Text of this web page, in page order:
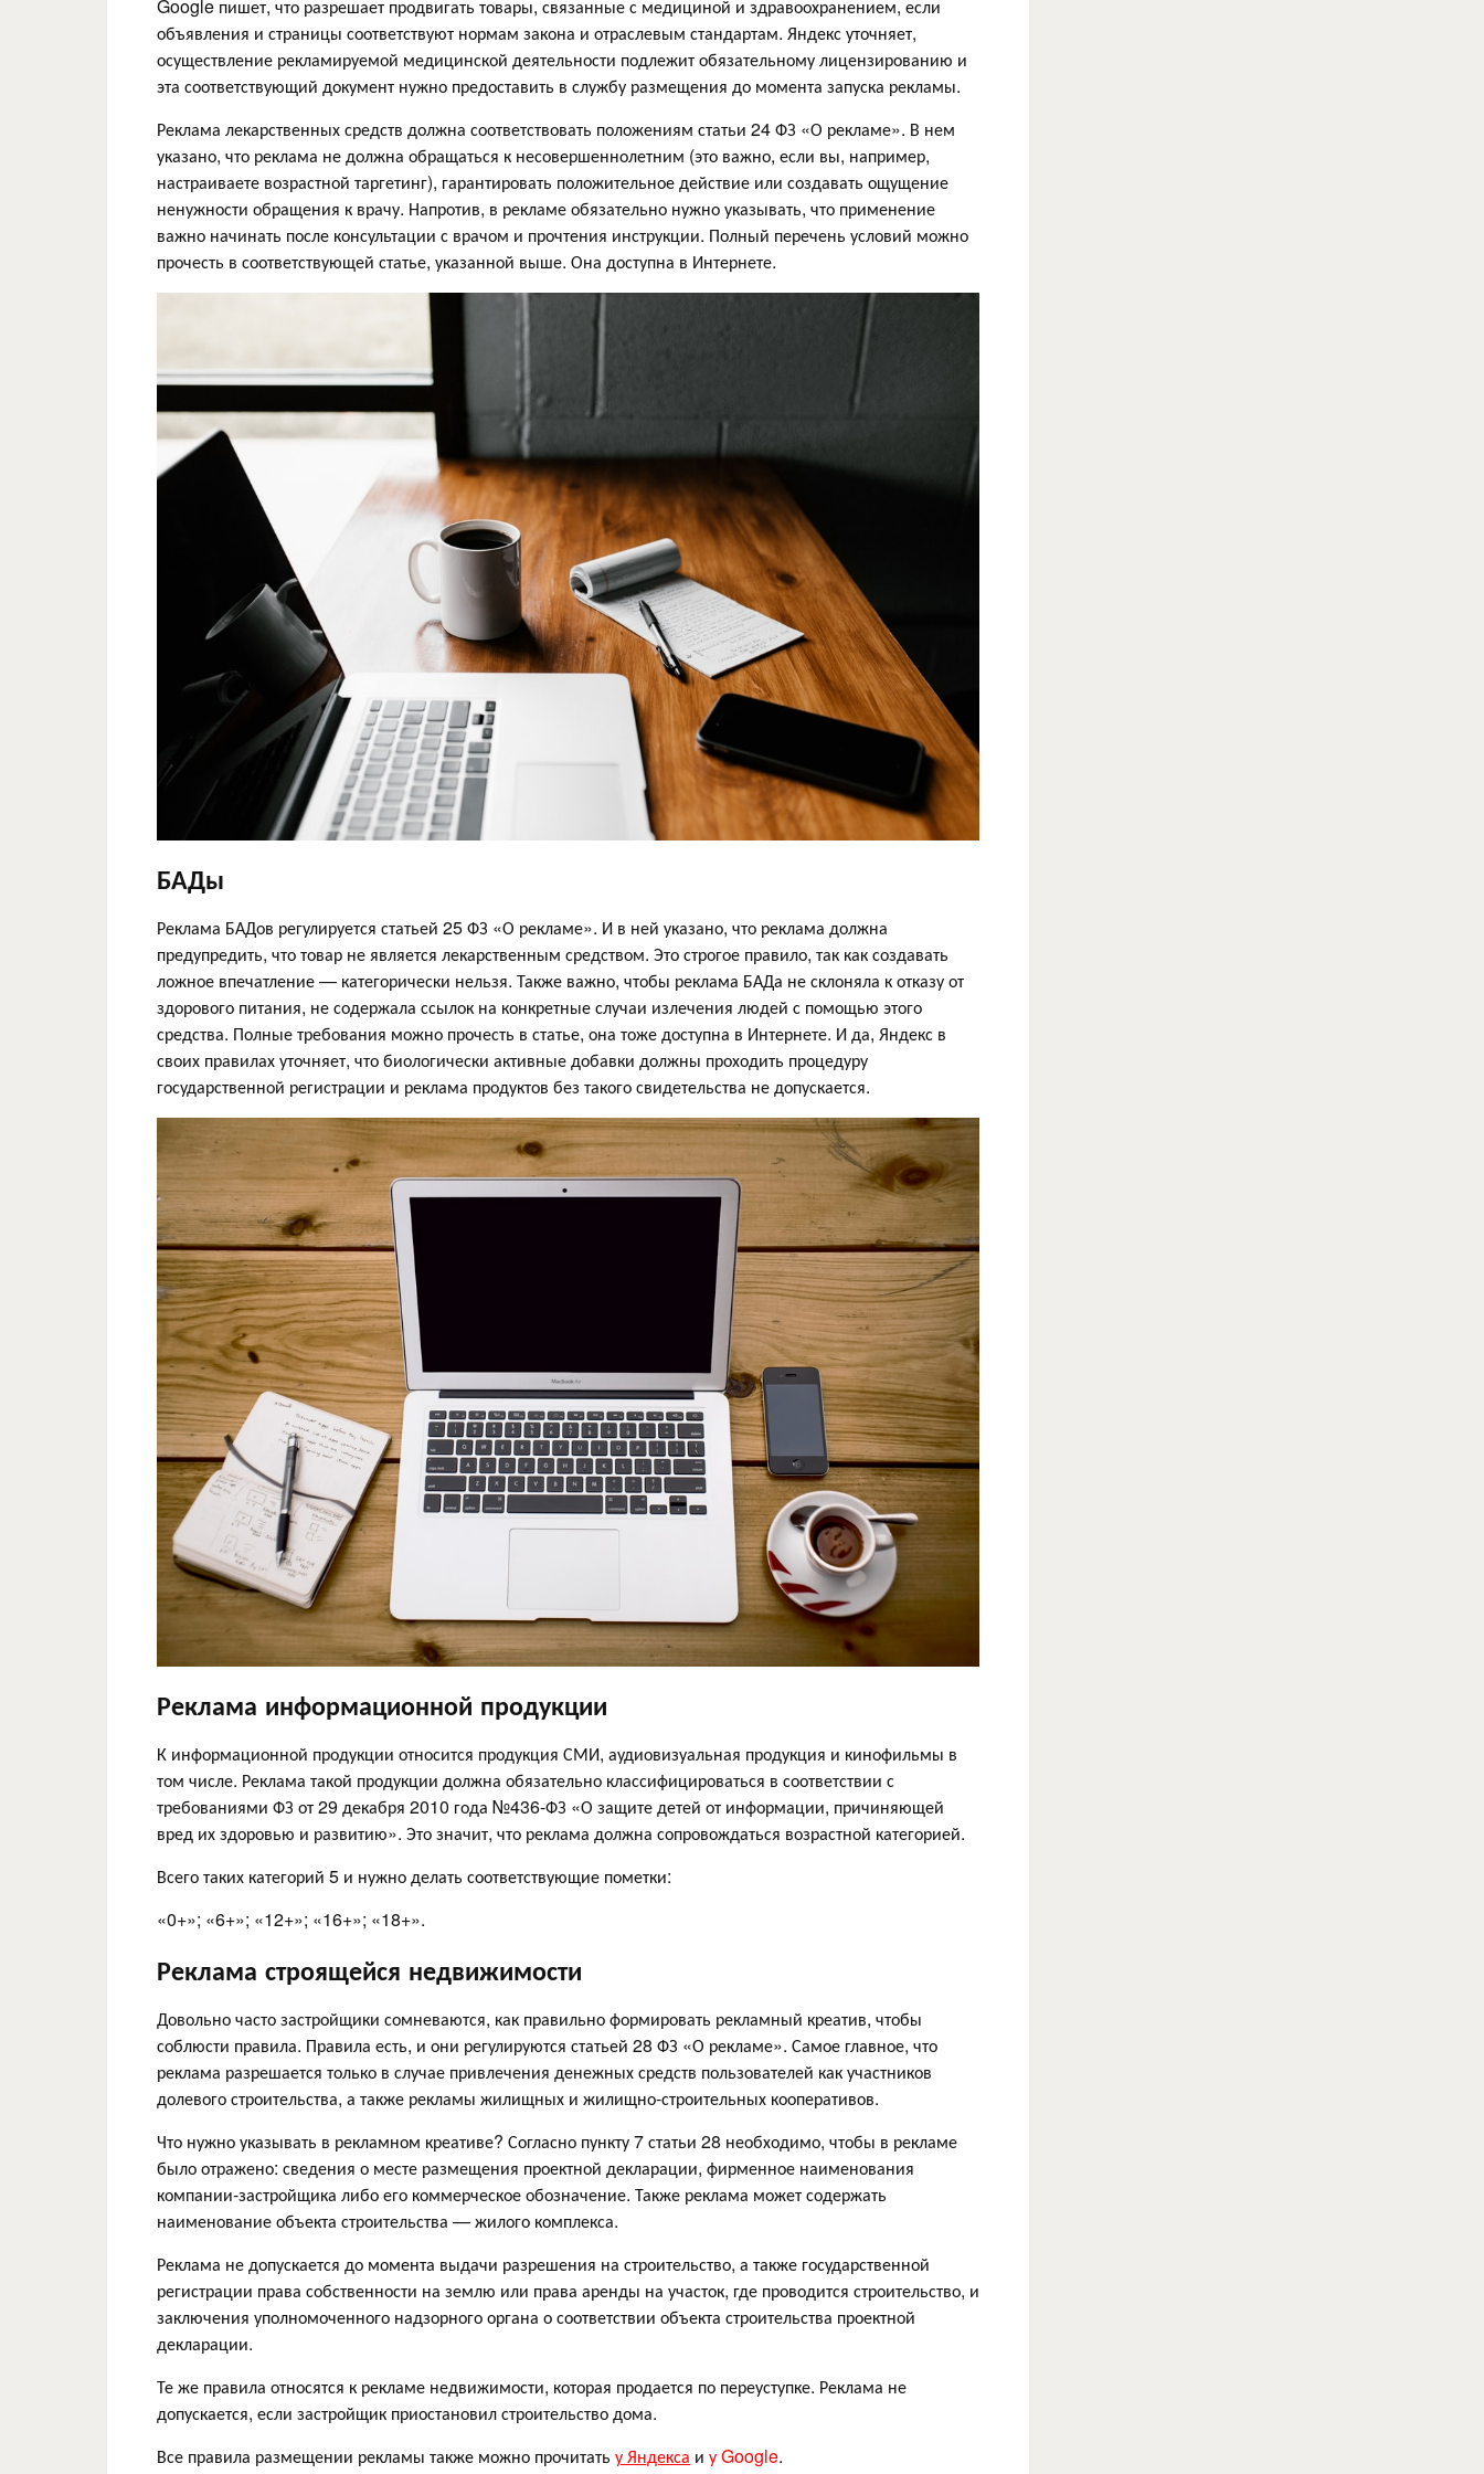
Google пишет, что разрешает продвигать товары, связанные с медициной и здравоохранением, если
объявления и страницы соответствуют нормам закона и отраслевым стандартам. Яндекс уточняет,
осуществление рекламируемой медицинской деятельности подлежит обязательному лицензированию и
эта соответствующий документ нужно предоставить в службу размещения до момента запуска рекламы.
Реклама лекарственных средств должна соответствовать положениям статьи 24 ФЗ «О рекламе». В нем
указано, что реклама не должна обращаться к несовершеннолетним (это важно, если вы, например,
настраиваете возрастной таргетинг), гарантировать положительное действие или создавать ощущение
ненужности обращения к врачу. Напротив, в рекламе обязательно нужно указывать, что применение
важно начинать после консультации с врачом и прочтения инструкции. Полный перечень условий можно
прочесть в соответствующей статье, указанной выше. Она доступна в Интернете.
БАДы
Реклама БАДов регулируется статьей 25 ФЗ «О рекламе». И в ней указано, что реклама должна
предупредить, что товар не является лекарственным средством. Это строгое правило, так как создавать
ложное впечатление — категорически нельзя. Также важно, чтобы реклама БАДа не склоняла к отказу от
здорового питания, не содержала ссылок на конкретные случаи излечения людей с помощью этого
средства. Полные требования можно прочесть в статье, она тоже доступна в Интернете. И да, Яндекс в
своих правилах уточняет, что биологически активные добавки должны проходить процедуру
государственной регистрации и реклама продуктов без такого свидетельства не допускается.
Реклама информационной продукции
К информационной продукции относится продукция СМИ, аудиовизуальная продукция и кинофильмы в
том числе. Реклама такой продукции должна обязательно классифицироваться в соответствии с
требованиями ФЗ от 29 декабря 2010 года №436-ФЗ «О защите детей от информации, причиняющей
вред их здоровью и развитию». Это значит, что реклама должна сопровождаться возрастной категорией.
Всего таких категорий 5 и нужно делать соответствующие пометки:
«0+»; «6+»; «12+»; «16+»; «18+».
Реклама строящейся недвижимости
Довольно часто застройщики сомневаются, как правильно формировать рекламный креатив, чтобы
соблюсти правила. Правила есть, и они регулируются статьей 28 ФЗ «О рекламе». Самое главное, что
реклама разрешается только в случае привлечения денежных средств пользователей как участников
долевого строительства, а также рекламы жилищных и жилищно-строительных кооперативов.
Что нужно указывать в рекламном креативе? Согласно пункту 7 статьи 28 необходимо, чтобы в рекламе
было отражено: сведения о месте размещения проектной декларации, фирменное наименования
компании-застройщика либо его коммерческое обозначение. Также реклама может содержать
наименование объекта строительства — жилого комплекса.
Реклама не допускается до момента выдачи разрешения на строительство, а также государственной
регистрации права собственности на землю или права аренды на участок, где проводится строительство, и
заключения уполномоченного надзорного органа о соответствии объекта строительства проектной
декларации.
Те же правила относятся к рекламе недвижимости, которая продается по переуступке. Реклама не
допускается, если застройщик приостановил строительство дома.
Все правила размещении рекламы также можно прочитать у Яндекса и у Google.